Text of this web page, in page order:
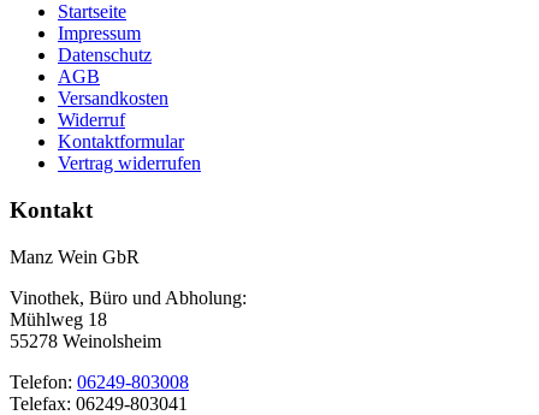
Startseite
Impressum
Datenschutz
AGB
Versandkosten
Widerruf
Kontaktformular
Vertrag widerrufen
Kontakt
Manz Wein GbR
Vinothek, Büro und Abholung:
Mühlweg 18
55278 Weinolsheim
Telefon: 06249-803008
Telefax: 06249-803041